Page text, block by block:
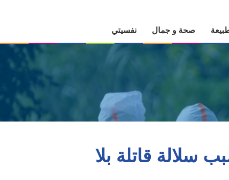
صحة و جمال نفسيتي
سلالة قاتلة بلا